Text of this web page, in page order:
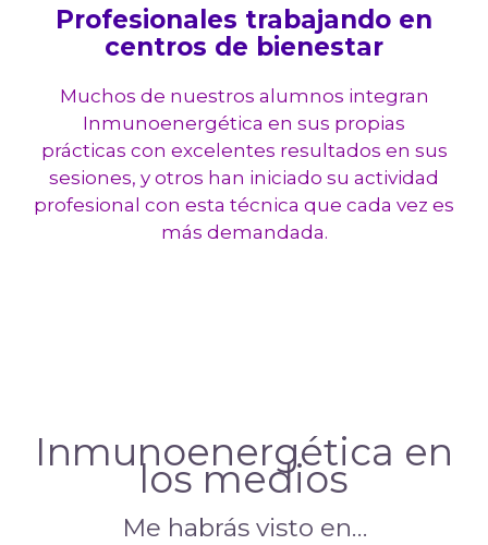
Profesionales trabajando en
centros de bienestar
Muchos de nuestros alumnos integran
Inmunoenergética en sus propias
prácticas con excelentes resultados en sus
sesiones, y otros han iniciado su actividad
profesional con esta técnica que cada vez es
más demandada.
Inmunoenergética en
los medios
Me habrás visto en…